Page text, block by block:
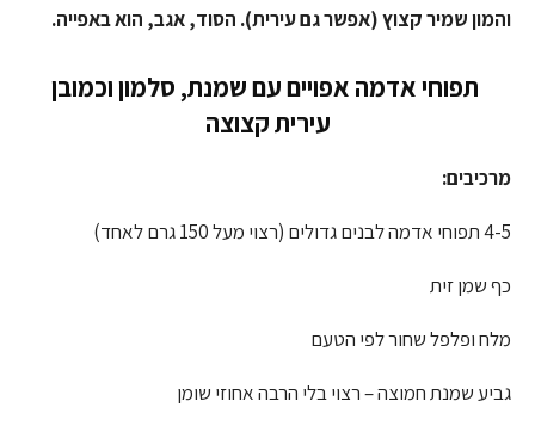
והמון שמיר קצוץ (אפשר גם עירית). הסוד, אגב, הוא באפייה.
תפוחי אדמה אפויים עם שמנת, סלמון וכמובן
עירית קצוצה
מרכיבים:
4-5 תפוחי אדמה לבנים גדולים (רצוי מעל 150 גרם לאחד)
כף שמן זית
מלח ופלפל שחור לפי הטעם
גביע שמנת חמוצה – רצוי בלי הרבה אחוזי שומן